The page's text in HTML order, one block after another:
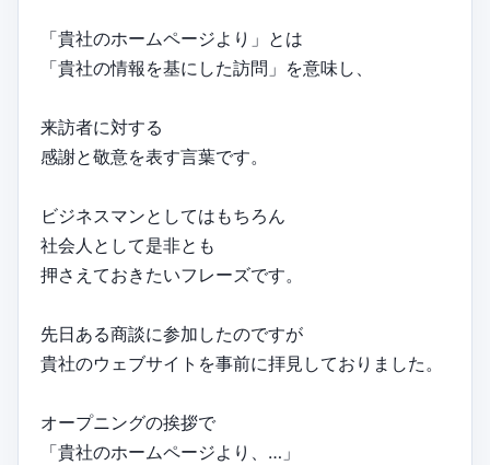
「貴社のホームページより」とは
「貴社の情報を基にした訪問」を意味し、
来訪者に対する
感謝と敬意を表す言葉です。
ビジネスマンとしてはもちろん
社会人として是非とも
押さえておきたいフレーズです。
先日ある商談に参加したのですが
貴社のウェブサイトを事前に拝見しておりました。
オープニングの挨拶で
「貴社のホームページより、…」